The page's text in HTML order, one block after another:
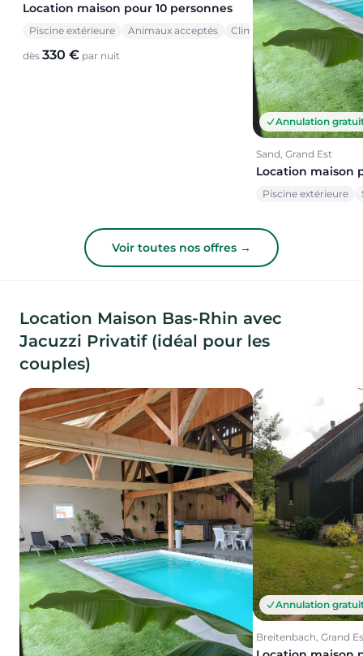
Location maison pour 10 personnes
Piscine extérieure Animaux acceptés Climatisation
dès 330 € par nuit
Annulation
Sand, Grand Est
Location maison
Piscine extérieure
Voir toutes nos offres →
Location Maison Bas-Rhin avec
Jacuzzi Privatif (idéal pour les
couples)
Annulation
Breitenbach, Grand